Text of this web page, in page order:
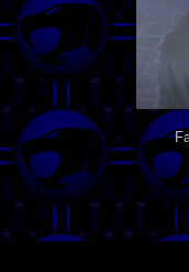
Ajout du dessin animé
04/07/2026 -
Ajout d'un
Ajout du dessin animé Le